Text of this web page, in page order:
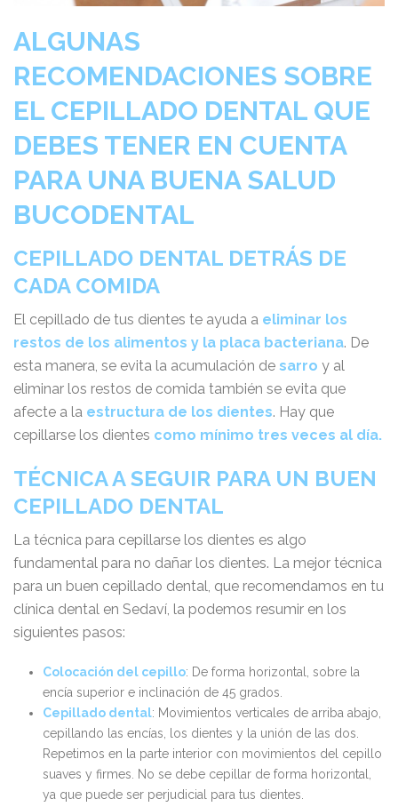
ALGUNAS
RECOMENDACIONES SOBRE
EL CEPILLADO DENTAL QUE
DEBES TENER EN CUENTA
PARA UNA BUENA SALUD
BUCODENTAL
CEPILLADO DENTAL DETRÁS DE
CADA COMIDA
El cepillado de tus dientes te ayuda a eliminar los
restos de los alimentos y la placa bacteriana. De
esta manera, se evita la acumulación de sarro y al
eliminar los restos de comida también se evita que
afecte a la estructura de los dientes. Hay que
cepillarse los dientes como mínimo tres veces al día.
TÉCNICA A SEGUIR PARA UN BUEN
CEPILLADO DENTAL
La técnica para cepillarse los dientes es algo
fundamental para no dañar los dientes. La mejor técnica
para un buen cepillado dental, que recomendamos en tu
clínica dental en Sedaví, la podemos resumir en los
siguientes pasos:
Colocación del cepillo: De forma horizontal, sobre la
encía superior e inclinación de 45 grados.
Cepillado dental: Movimientos verticales de arriba abajo,
cepillando las encías, los dientes y la unión de las dos.
Repetimos en la parte interior con movimientos del cepillo
suaves y firmes. No se debe cepillar de forma horizontal,
ya que puede ser perjudicial para tus dientes.